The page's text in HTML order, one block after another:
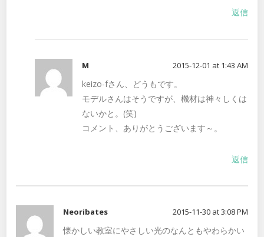
返信
M 2015-12-01 at 1:43 AM
keizo-fさん、どうもです。
モデルさんはそうですが、機材は神々しくは
ないかと。(笑)
コメント、ありがとうございます～。
返信
Neoribates 2015-11-30 at 3:08 PM
懐かしい教室にやさしい光のなんともやわらかい